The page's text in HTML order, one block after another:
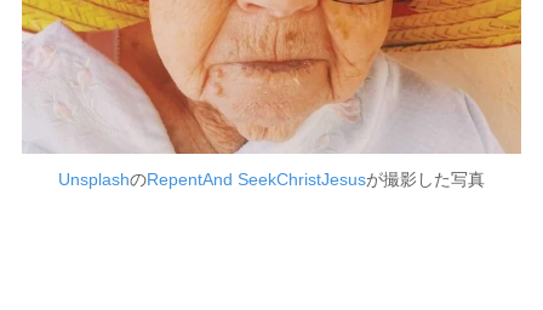
UnsplashのRepentAnd SeekChristJesusが撮影した写真